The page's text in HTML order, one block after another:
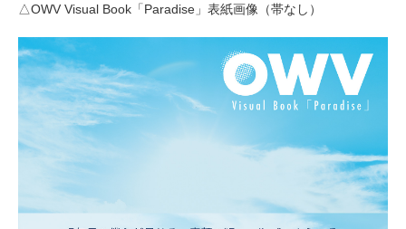
△OWV Visual Book「Paradise」表紙画像（帯なし）